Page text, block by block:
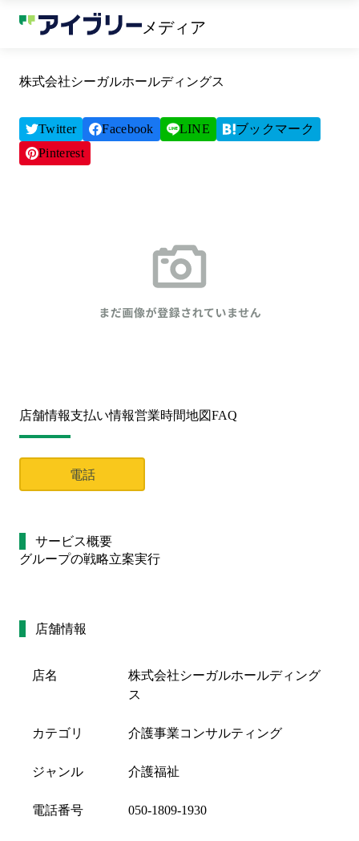
メディア
株式会社シーガルホールディングス
Twitter Facebook LINE
ブックマーク
Pinterest
店舗情報支払い情報営業時間地図FAQ
電話
サービス概要
グループの戦略立案実行
店舗情報
店名
株式会社シーガルホールディング
ス
カテゴリ 介護事業コンサルティング
ジャンル 介護福祉
電話番号 050-1809-1930